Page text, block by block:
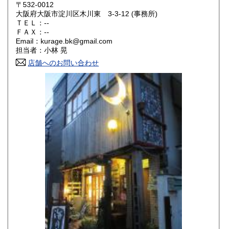
奈良県 250円 和歌山県
鳥取県
岡山県
250円 徳島県
250円 愛媛県
250円 福岡県
長崎県
250円 大分県
250円 鹿児島県
250円
〒532-0012
大阪府大阪市淀川区木川東 3-3-12 (事務所)
ＴＥＬ：--
ＦＡＸ：--
Email：kurage.bk@gmail.com
担当者：小林 晃
店舗へのお問い合わせ